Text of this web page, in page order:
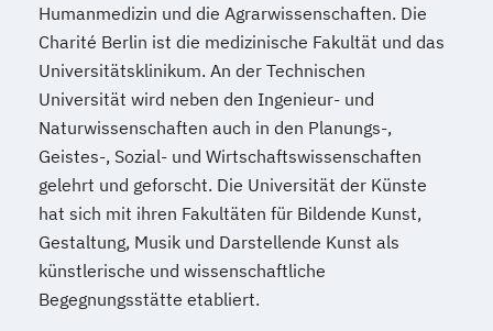
Humanmedizin und die Agrarwissenschaften. Die
Charité Berlin ist die medizinische Fakultät und das
Universitätsklinikum. An der Technischen
Universität wird neben den Ingenieur- und
Naturwissenschaften auch in den Planungs-,
Geistes-, Sozial- und Wirtschaftswissenschaften
gelehrt und geforscht. Die Universität der Künste
hat sich mit ihren Fakultäten für Bildende Kunst,
Gestaltung, Musik und Darstellende Kunst als
künstlerische und wissenschaftliche
Begegnungsstätte etabliert.